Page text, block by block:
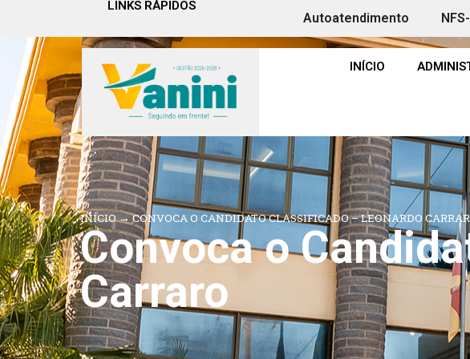
LINKS RÁPIDOS
Autoatendimento
INÍCIO
INÍCIO→CONVOCA O CANDIDATO CLASSIFICADO – LEONARDO
Convoca o
Carraro